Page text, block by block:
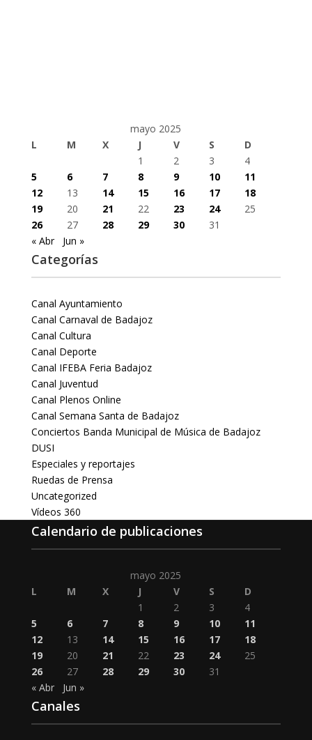
mayo 2025
L
M X J V S
D
1
2 3
4
5
6 7 8 9 10
11
12
13 14 15 16 17
18
19
20 21 22 23 24
25
26
27 28 29 30
31
« Abr
Jun »
Categorías
Canal Ayuntamiento
Canal Carnaval de Badajoz
Canal Cultura
Canal Deporte
Canal IFEBA Feria Badajoz
Canal Juventud
Canal Plenos Online
Canal Semana Santa de Badajoz
Conciertos Banda Municipal de Música de Badajoz
DUSI
Especiales y reportajes
Ruedas de Prensa
Uncategorized
Vídeos 360
Calendario de publicaciones
mayo 2025
L
M X J V S
D
1
2 3
4
5
6 7 8 9 10
11
12
13 14 15 16 17
18
19
20 21 22 23 24
25
26
27 28 29 30
31
« Abr
Jun »
Canales